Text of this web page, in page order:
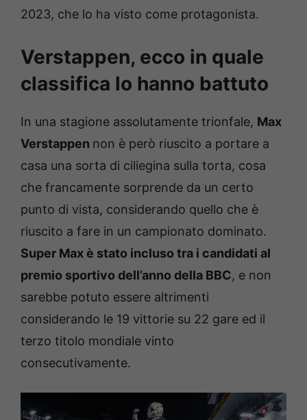
2023, che lo ha visto come protagonista.
Verstappen, ecco in quale
classifica lo hanno battuto
In una stagione assolutamente trionfale, Max
Verstappen non è però riuscito a portare a
casa una sorta di ciliegina sulla torta, cosa
che francamente sorprende da un certo
punto di vista, considerando quello che è
riuscito a fare in un campionato dominato.
Super Max è stato incluso tra i candidati al
premio sportivo dell’anno della BBC, e non
sarebbe potuto essere altrimenti
considerando le 19 vittorie su 22 gare ed il
terzo titolo mondiale vinto
consecutivamente.